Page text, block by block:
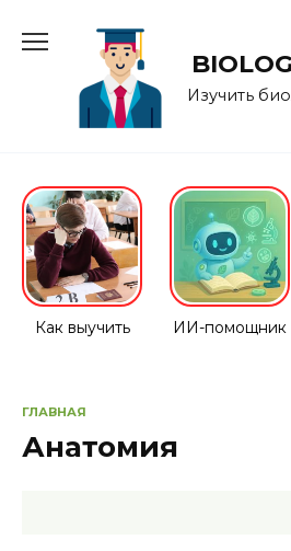
содержанию
Изучить
Как выучить ИИ-помощник
ГЛАВНАЯ
Анатомия